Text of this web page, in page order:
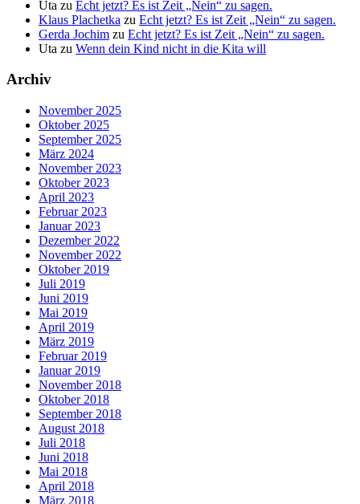
Uta zu Echt jetzt? Es ist Zeit „Nein“ zu sagen.
Klaus Plachetka zu Echt jetzt? Es ist Zeit „Nein“ zu sagen.
Gerda Jochim zu Echt jetzt? Es ist Zeit „Nein“ zu sagen.
Uta zu Wenn dein Kind nicht in die Kita will
Archiv
November 2025
Oktober 2025
September 2025
März 2024
November 2023
Oktober 2023
April 2023
Februar 2023
Januar 2023
Dezember 2022
November 2022
Oktober 2019
Juli 2019
Juni 2019
Mai 2019
April 2019
März 2019
Februar 2019
Januar 2019
November 2018
Oktober 2018
September 2018
August 2018
Juli 2018
Juni 2018
Mai 2018
April 2018
März 2018